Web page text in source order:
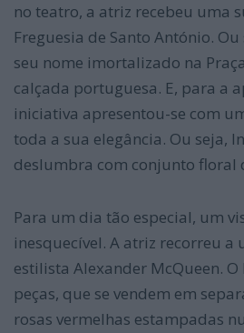
no teatro, a atriz recebeu uma
Freguesia de Santo António.
seu nome imortalizado na
calçada portuguesa. E, para a
iniciativa apresentou-se com
toda a sua elegância. Ou seja,
deslumbra com conjunto floral
Para um dia tão especial, um
inesquecível. A atriz recorreu a
estilista Alexander McQueen.
peças, que se vendem em
rosas vermelhas estampadas